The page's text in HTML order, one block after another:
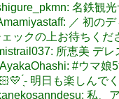
名鉄観
／ 初の
ックの上お待ちく
所恵美 デ
#ウマ娘
̖́- 明日も楽しんで
私、